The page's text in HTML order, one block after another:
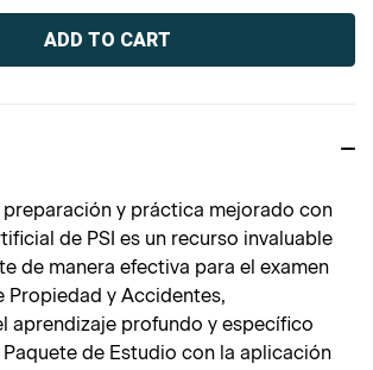
preparación y práctica mejorado con
de PSI es un recurso invaluable
de manera efectiva para el examen
Propiedad y Accidentes,
aprendizaje profundo y específico
de Estudio con la aplicación